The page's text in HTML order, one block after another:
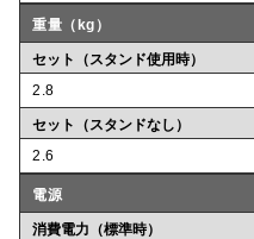
重量（kg）
セット（スタンド使用時）
2.8
セット（スタンドなし）
2.6
電源
消費電力（標準時）